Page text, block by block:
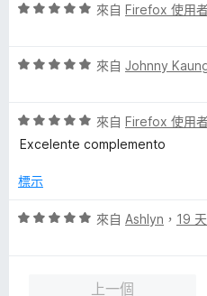
分
分
分
評
分
分
5
來自 Firefox 使用
評
分
，
分
分
來自 Johnny
評
價
分
滿
來自 Firefox 使用
Excelente complemento
標示
評
來自 Ashlyn ， 19
上一個